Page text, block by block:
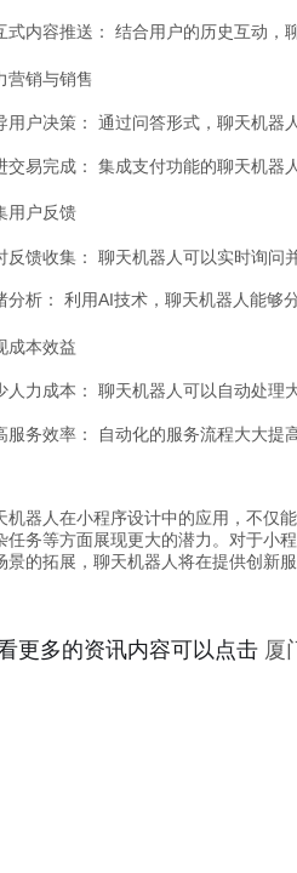
式内容推送： 结合用户的历史互动，
营销与销售
用户决策： 通过问答形式，聊天机器
交易完成： 集成支付功能的聊天机器
用户反馈
反馈收集： 聊天机器人可以实时询问
分析： 利用AI技术，聊天机器人能够
成本效益
人力成本： 聊天机器人可以自动处理
服务效率： 自动化的服务流程大大提
机器人在小程序设计中的应用，不仅
任务等方面展现更大的潜力。对于小
景的拓展，聊天机器人将在提供创新
更多的资讯内容可以点击 厦